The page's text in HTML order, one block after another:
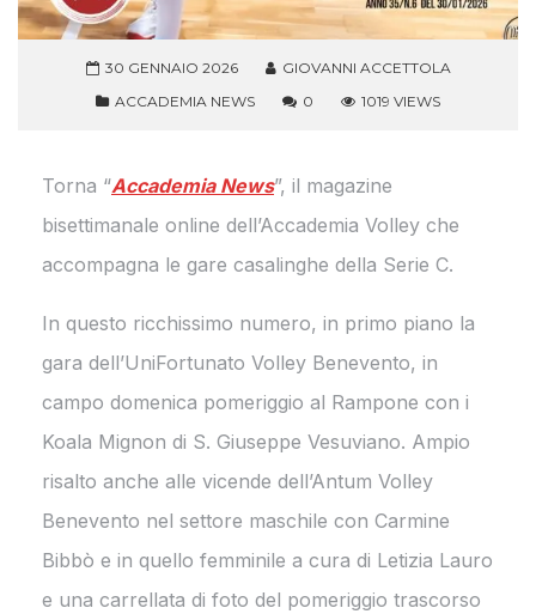
30 GENNAIO 2026
GIOVANNI ACCETTOLA
ACCADEMIA NEWS
0 1019 VIEWS
Torna “Accademia News”, il magazine
bisettimanale online dell’Accademia Volley che
accompagna le gare casalinghe della Serie C.
In questo ricchissimo numero, in primo piano la
gara dell’UniFortunato Volley Benevento, in
campo domenica pomeriggio al Rampone con i
Koala Mignon di S. Giuseppe Vesuviano. Ampio
risalto anche alle vicende dell’Antum Volley
Benevento nel settore maschile con Carmine
Bibbò e in quello femminile a cura di Letizia Lauro
e una carrellata di foto del pomeriggio trascorso